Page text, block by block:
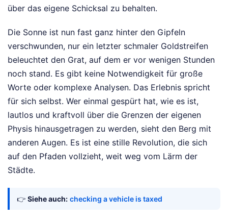
über das eigene Schicksal zu behalten.
Die Sonne ist nun fast ganz hinter den Gipfeln
verschwunden, nur ein letzter schmaler Goldstreifen
beleuchtet den Grat, auf dem er vor wenigen Stunden
noch stand. Es gibt keine Notwendigkeit für große
Worte oder komplexe Analysen. Das Erlebnis spricht
für sich selbst. Wer einmal gespürt hat, wie es ist,
lautlos und kraftvoll über die Grenzen der eigenen
Physis hinausgetragen zu werden, sieht den Berg mit
anderen Augen. Es ist eine stille Revolution, die sich
auf den Pfaden vollzieht, weit weg vom Lärm der
Städte.
👉 Siehe auch: checking a vehicle is taxed